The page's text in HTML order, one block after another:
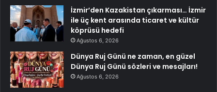
İzmir’den Kazakistan çıkarması… İzmir
ile üç kent arasında ticaret ve kültür
köprüsü hedefi
Ağustos 6, 2026
Dünya Ruj Günü ne zaman, en güzel
Dünya Ruj Günü sözleri ve mesajları!
Ağustos 6, 2026